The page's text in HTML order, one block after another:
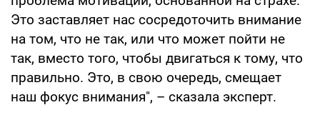
Это заставляет нас сосредоточить внимание
на том, что не так, или что может пойти не
так, вместо того, чтобы двигаться к тому, что
правильно. Это, в свою очередь, смещает
наш фокус внимания", – сказала эксперт.